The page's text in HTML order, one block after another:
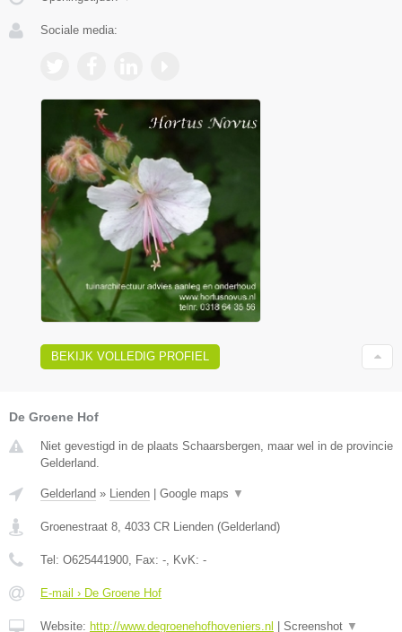
Sociale media:
BEKIJK VOLLEDIG PROFIEL
De Groene Hof
Niet gevestigd in de plaats Schaarsbergen, maar wel in de provincie
Gelderland.
Gelderland » Lienden Google maps ▼
Groenestraat 8 4033 CR Lienden (Gelderland)
Tel: O625441900 , Fax: - , KvK: -
E-mail › De Groene Hof
Website: http://www.degroenehofhoveniers.nl Screenshot ▼